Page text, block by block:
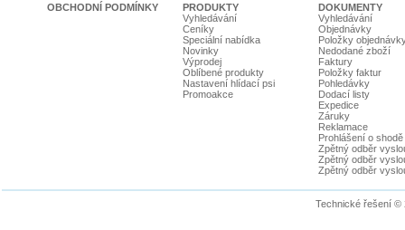
OBCHODNÍ PODMÍNKY
PRODUKTY
Vyhledávání
Ceníky
Speciální nabídka
Novinky
Výprodej
Oblíbené produkty
Nastavení hlídací psi
Promoakce
DOKUMENTY
Vyhledávání
Objednávky
Položky
Nedodané zboží
Faktury
Položky faktur
Pohledávky
Dodací listy
Expedice
Záruky
Reklamace
Prohlášení o shodě
Zpětný odběr
Zpětný odběr
Zpětný odběr
Technické řešení ©